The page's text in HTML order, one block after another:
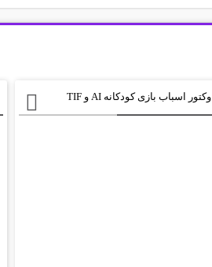
وکتور اسباب بازی کودکانه AI و TIF